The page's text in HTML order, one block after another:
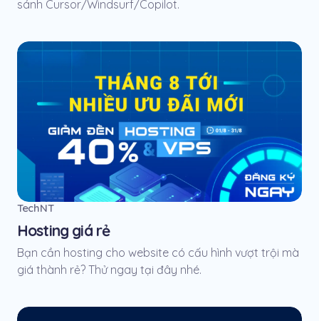
sánh Cursor/Windsurf/Copilot.
TechNT
Hosting giá rẻ
Bạn cần hosting cho website có cấu hình vượt trội mà
giá thành rẻ? Thử ngay tại đây nhé.